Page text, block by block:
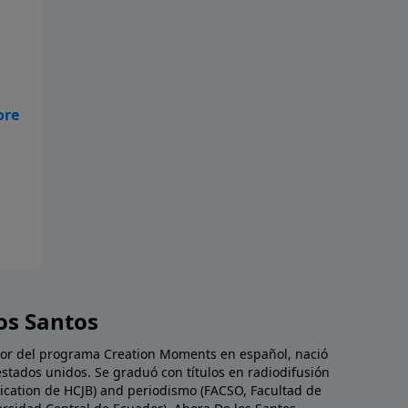
Santos
del programa Creation Moments en español, nació
unidos. Se graduó con títulos en radiodifusión
de HCJB) and periodismo (FACSO, Facultad de